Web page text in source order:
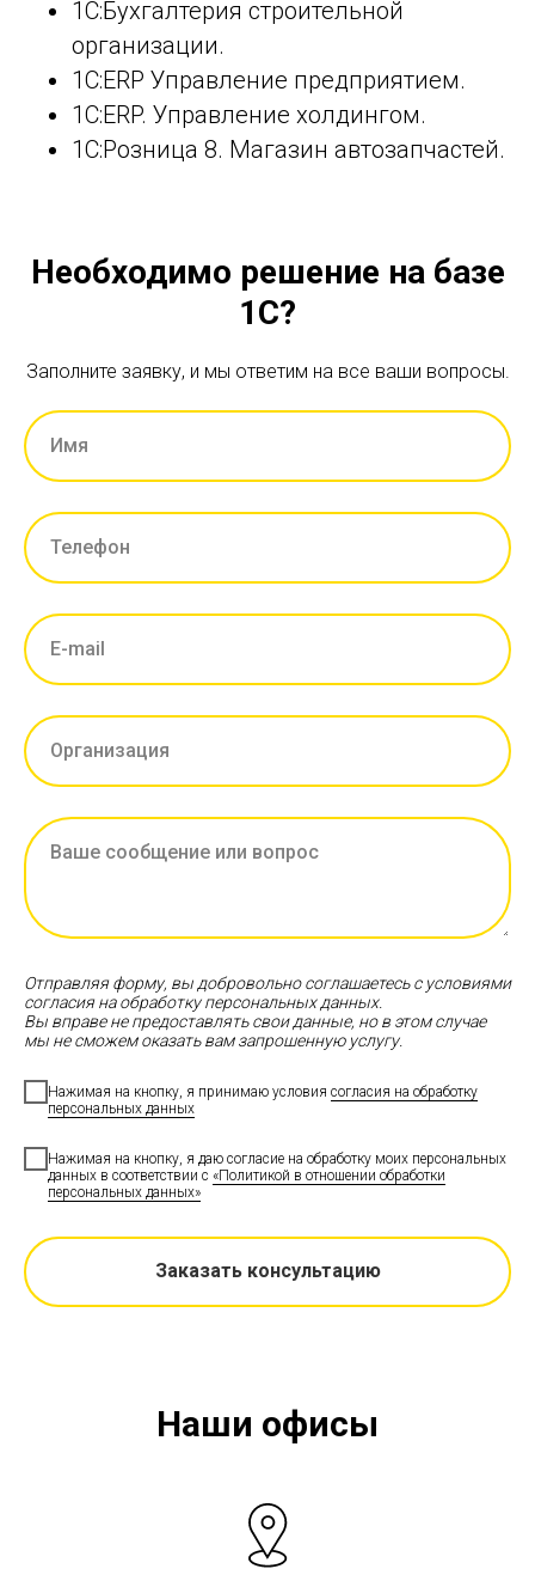
1С:Бухгалтерия строительной
организации.
1С:ERP Управление предприятием.
1С:ERP. Управление холдингом.
1С:Розница 8. Магазин автозапчастей.
Необходимо решение на базе
1С?
Заполните заявку, и мы ответим на все ваши вопросы.
Отправляя форму, вы добровольно соглашаетесь с условиями
согласия на обработку персональных данных.
Вы вправе не предоставлять свои данные, но в этом случае
мы не сможем оказать вам запрошенную услугу.
Нажимая на кнопку, я принимаю условия согласия на обработку
персональных данных
Нажимая на кнопку, я даю согласие на обработку моих персональных
данных в соответствии с «Политикой в отношении обработки
персональных данных»
Заказать консультацию
Наши офисы